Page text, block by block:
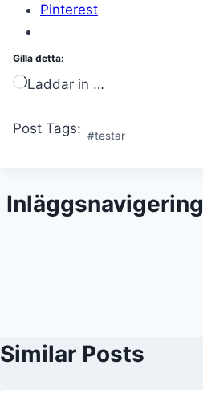
Pinterest
Gilla detta:
Laddar in …
Post Tags: #testar
Inläggsnavigering
Similar Posts